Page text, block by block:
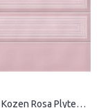
Hanami Kozen Rosa Plytelės